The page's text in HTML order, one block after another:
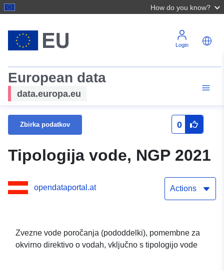
How do you know?
Login
European data
data.europa.eu
Zbirka podatkov 0
Tipologija vode, NGP 2021
opendataportal.at Actions
Zvezne vode poročanja (pododdelki), pomembne za
okvirno direktivo o vodah, vključno s tipologijo vode